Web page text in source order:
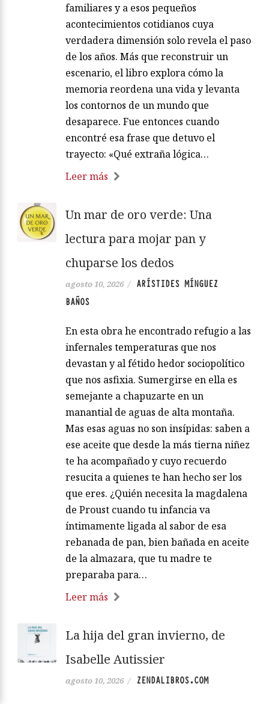
familiares y a esos pequeños
acontecimientos cotidianos cuya
verdadera dimensión solo revela el paso
de los años. Más que reconstruir un
escenario, el libro explora cómo la
memoria reordena una vida y levanta
los contornos de un mundo que
desaparece. Fue entonces cuando
encontré esa frase que detuvo el
trayecto: «Qué extraña lógica…
Leer más
Un mar de oro verde: Una
lectura para mojar pan y
chuparse los dedos
agosto 10, 2026 /
ARÍSTIDES MÍNGUEZ
BAÑOS
En esta obra he encontrado refugio a las
infernales temperaturas que nos
devastan y al fétido hedor sociopolítico
que nos asfixia. Sumergirse en ella es
semejante a chapuzarte en un
manantial de aguas de alta montaña.
Mas esas aguas no son insípidas: saben a
ese aceite que desde la más tierna niñez
te ha acompañado y cuyo recuerdo
resucita a quienes te han hecho ser los
que eres. ¿Quién necesita la magdalena
de Proust cuando tu infancia va
íntimamente ligada al sabor de esa
rebanada de pan, bien bañada en aceite
de la almazara, que tu madre te
preparaba para…
Leer más
La hija del gran invierno, de
Isabelle Autissier
agosto 10, 2026 / ZENDALIBROS.COM